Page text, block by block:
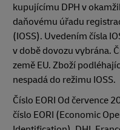
kupujícímu DPH v
daňovému úřadu
(IOSS). Uvedením čísla
v době dovozu vybrána.
země EU. Zboží
nespadá do režimu IOSS.
Číslo EORI Od července
číslo EORI (Economic